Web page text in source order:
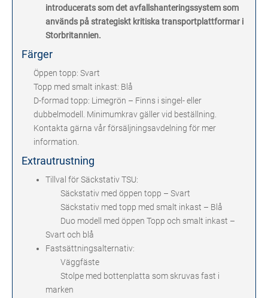
introducerats som det avfallshanteringssystem som
används på strategiskt kritiska transportplattformar i
Storbritannien.
Färger
Öppen topp: Svart
Topp med smalt inkast: Blå
D-formad topp: Limegrön – Finns i singel- eller
dubbelmodell. Minimumkrav gäller vid beställning.
Kontakta gärna vår försäljningsavdelning för mer
information.
Extrautrustning
Tillval för Säckstativ TSU:
Säckstativ med öppen topp – Svart
Säckstativ med topp med smalt inkast – Blå
Duo modell med öppen Topp och smalt inkast –
Svart och blå
Fastsättningsalternativ:
Väggfäste
Stolpe med bottenplatta som skruvas fast i
marken